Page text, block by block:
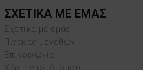
ΣΧΕΤΙΚΑ ΜΕ ΕΜΑΣ
Σχετικά με εμάς
Πίνακας μεγεθών
Επικοινωνία
Χάρτης ιστότοπου